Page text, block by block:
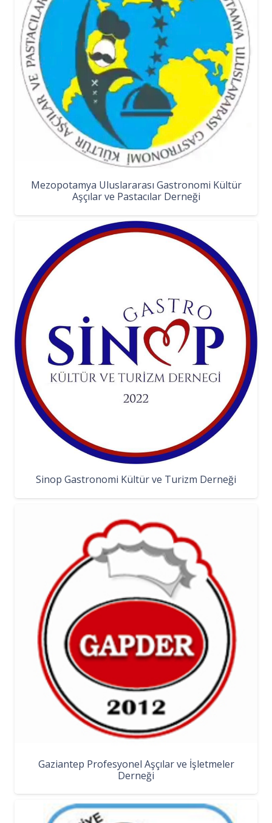
Mezopotamya Uluslararası Gastronomi Kültür
Aşçılar ve Pastacılar Derneği
Sinop Gastronomi Kültür ve Turizm Derneği
Gaziantep Profesyonel Aşçılar ve İşletmeler
Derneği